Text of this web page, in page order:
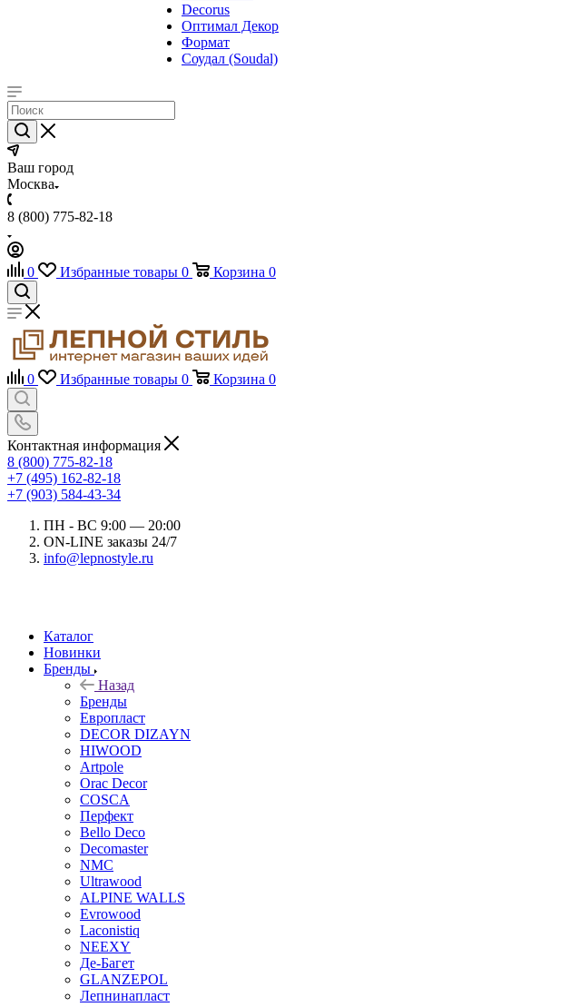
Decorus
Оптимал Декор
Формат
Соудал (Soudal)
Ваш город
Москва
8 (800) 775-82-18
0 Избранные товары 0 Корзина 0
0 Избранные товары 0 Корзина 0
Контактная информация
8 (800) 775-82-18
+7 (495) 162-82-18
+7 (903) 584-43-34
ПН - ВС 9:00 — 20:00
ON-LINE заказы 24/7
info@lepnostyle.ru
Каталог
Новинки
Бренды
Назад
Бренды
Европласт
DECOR DIZAYN
HIWOOD
Artpole
Orac Decor
COSCA
Перфект
Bello Deco
Decomaster
NMС
Ultrawood
ALPINE WALLS
Evrowood
Laconistiq
NEEXY
Де-Багет
GLANZEPOL
Лепнинапласт